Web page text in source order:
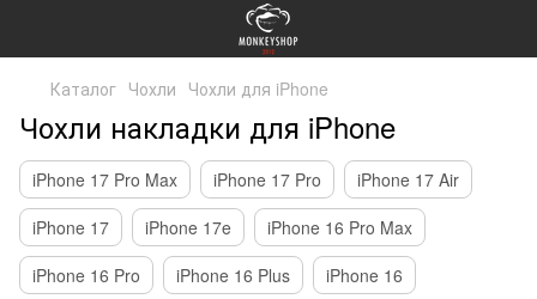
Каталог Чохли Чохли для iPhone
Чохли накладки для iPhone
iPhone 17 Pro Max iPhone 17 Pro
iPhone 17 Air
iPhone 17
iPhone 17e
iPhone 16 Pro Max
iPhone 16 Pro
iPhone 16 Plus
iPhone 16